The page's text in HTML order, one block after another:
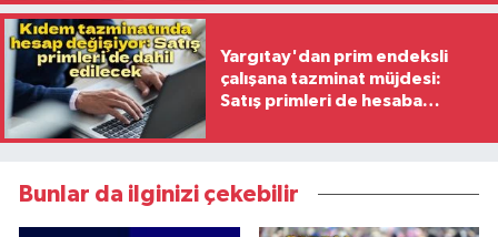
Yargıtay'dan prim endeksli
çalışana tazminat müjdesi:
Satış primleri de hesaba
Bunlar da ilginizi çekebilir